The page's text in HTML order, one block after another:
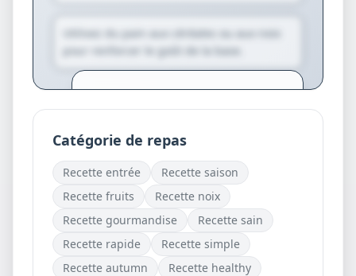
Utilisez du pain aux céréales ou aux noix
pour renforcer le goût de la base.
Créez votre compte pour générer
des variantes personnalisées et des
Je crée mon compte
gratuitement
Catégorie de repas
Recette entrée Recette saison
Recette fruits Recette noix
Recette gourmandise Recette sain
Recette rapide Recette simple
Recette autumn Recette healthy